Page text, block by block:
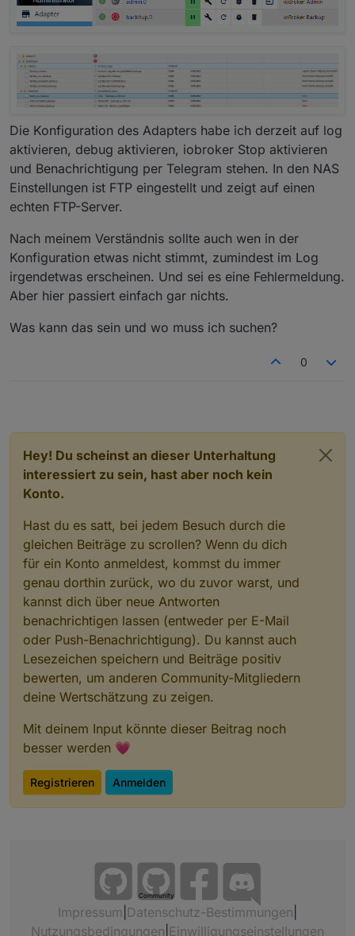
Die Konfiguration des Adapters habe ich derzeit auf log
aktivieren, debug aktivieren, iobroker Stop aktivieren
und Benachrichtigung per Telegram stehen. In den NAS
Einstellungen ist FTP eingestellt und zeigt auf einen
echten FTP-Server.
Nach meinem Verständnis sollte auch wen in der
Konfiguration etwas nicht stimmt, zumindest im Log
irgendetwas erscheinen. Und sei es eine Fehlermeldung.
Aber hier passiert einfach gar nichts.
Was kann das sein und wo muss ich suchen?
0
Hey! Du scheinst an dieser Unterhaltung
interessiert zu sein, hast aber noch kein
Konto.
Hast du es satt, bei jedem Besuch durch die
gleichen Beiträge zu scrollen? Wenn du dich
für ein Konto anmeldest, kommst du immer
genau dorthin zurück, wo du zuvor warst, und
kannst dich über neue Antworten
benachrichtigen lassen (entweder per E-Mail
oder Push-Benachrichtigung). Du kannst auch
Lesezeichen speichern und Beiträge positiv
bewerten, um anderen Community-Mitgliedern
deine Wertschätzung zu zeigen.
Mit deinem Input könnte dieser Beitrag noch
besser werden 💗
Registrieren Anmelden
Community
Impressum Datenschutz-Bestimmungen
Nutzungsbedingungen Einwilligungseinstellungen